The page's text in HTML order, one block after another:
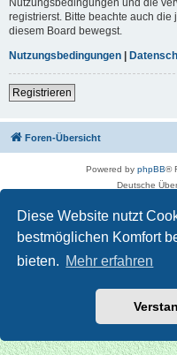
Diese Website nutzt
bestmöglichen Komfort
bieten. Mehr erfahren
registrierst. Bitte beachte auch
diesem Board bewegst.
Nutzungsbedingungen |
Registrieren
Foren-Übersicht
Powered by phpBB®
Deutsche